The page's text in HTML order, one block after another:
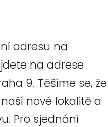
adresu na
na adrese
9. Těšíme se, že
nové lokalitě a
Pro sjednání